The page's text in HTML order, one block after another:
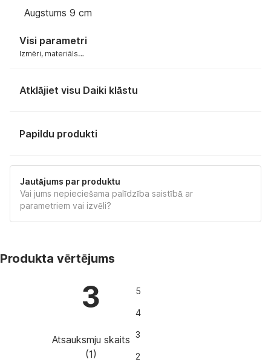
Augstums 9 cm
Visi parametri
Izmēri, materiāls…
Atklājiet visu Daiki klāstu
Papildu produkti
Jautājums par produktu
Vai jums nepieciešama palīdzība saistībā ar
parametriem vai izvēli?
Produkta vērtējums
3
Atsauksmju skaits
(1)
5
4
3
2